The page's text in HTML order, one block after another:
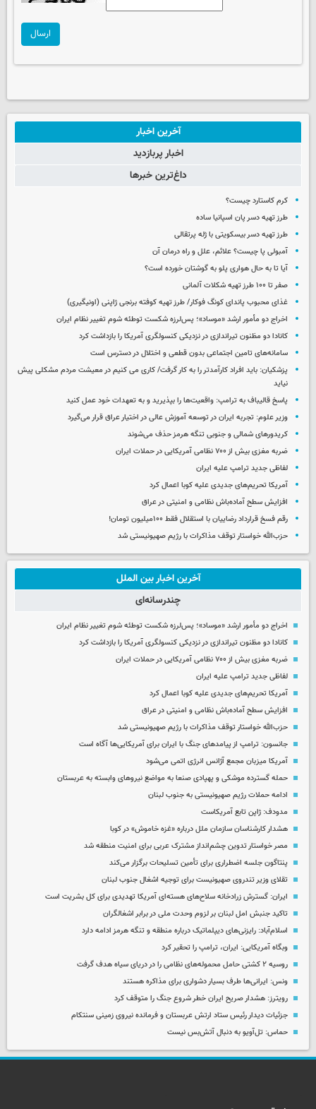
ارسال
آخرین اخبار
اخبار پربازدید
داغ‌ترین خبرها
کرم کاستارد چیست؟
طرز تهیه دسر پان اسپانیا ساده
طرز تهیه دسر بیسکویتی با ژله پرتقالی
آمبولی پا چیست؟ علائم، علل و راه درمان آن
آیا تا به حال هواری پلو به گوشتان خورده است؟
صفر تا ۱۰۰ طرز تهیه شکلات آلمانی
غذای محبوب پاندای کونگ فوکار/ طرز تهیه کوفته برنجی ژاپنی (اونیگیری)
اخراج دو مأمور ارشد «موساد»؛ پس‌لرزه شکست توطئه شوم تغییر نظام ایران
کانادا دو مظنون تیراندازی در نزدیکی کنسولگری آمریکا را بازداشت کرد
سامانه‌های تامین اجتماعی بدون قطعی و اختلال در دسترس است
پزشکیان: باید افراد کارآمدتر را به کار گرفت/ کاری می کنیم در معیشت مردم مشکلی پیش
نیاید
پاسخ قالیباف به ترامپ: واقعیت‌ها را بپذیرید و به تعهدات خود عمل کنید
وزیر علوم: تجربه ایران در توسعه آموزش عالی در اختیار عراق قرار می‌گیرد
کریدورهای شمالی و جنوبی تنگه هرمز حذف می‌شوند
ضربه مغزی بیش از ۷۰۰ نظامی آمریکایی در حملات ایران
لفاظی جدید ترامپ علیه ایران
آمریکا تحریم‌های جدیدی علیه کوبا اعمال کرد
افزایش سطح آماده‌باش نظامی و امنیتی در عراق
رقم فسخ قرارداد رضاییان با استقلال فقط ۱۰۰میلیون تومان!
حزب‌الله خواستار توقف مذاکرات با رژیم صهیونیستی شد
آخرین اخبار بین الملل
چندرسانه‌ای
اخراج دو مأمور ارشد «موساد»؛ پس‌لرزه شکست توطئه شوم تغییر نظام ایران
کانادا دو مظنون تیراندازی در نزدیکی کنسولگری آمریکا را بازداشت کرد
ضربه مغزی بیش از ۷۰۰ نظامی آمریکایی در حملات ایران
لفاظی جدید ترامپ علیه ایران
آمریکا تحریم‌های جدیدی علیه کوبا اعمال کرد
افزایش سطح آماده‌باش نظامی و امنیتی در عراق
حزب‌الله خواستار توقف مذاکرات با رژیم صهیونیستی شد
جانسون: ترامپ از پیامدهای جنگ با ایران برای آمریکایی‌ها آگاه است
آمریکا میزبان مجمع آژانس انرژی اتمی می‌شود
حمله گسترده موشکی و پهپادی صنعا به مواضع نیروهای وابسته به عربستان
ادامه حملات رژیم صهیونیستی به جنوب لبنان
مدودف: ژاپن تابع آمریکاست
هشدار کارشناسان سازمان ملل درباره «غزه‌ خاموش» در کوبا
مصر خواستار تدوین چشم‌انداز مشترک عربی برای امنیت منطقه شد
پنتاگون جلسه اضطراری برای تأمین تسلیحات برگزار می‌کند
تقلای وزیر تندروی صهیونیست برای توجیه اشغال جنوب لبنان
ایران: گسترش زرادخانه سلاح‌های هسته‌ای آمریکا تهدیدی برای کل بشریت است
تاکید جنبش امل لبنان بر لزوم وحدت ملی در برابر اشغالگران
اسلام‌آباد: رایزنی‌های دیپلماتیک درباره منطقه و تنگه هرمز ادامه دارد
وبگاه آمریکایی: ایران، ترامپ را تحقیر کرد
روسیه ۲ کشتی حامل محموله‌های نظامی را در دریای سیاه هدف گرفت
ونس: ایرانی‌ها طرف بسیار دشواری برای مذاکره هستند
رویترز: هشدار صریح ایران خطر شروع جنگ را متوقف کرد
جزئیات دیدار رئیس ستاد ارتش عربستان و فرمانده نیروی زمینی سنتکام
حماس: تل‌آویو به دنبال آتش‌بس نیست